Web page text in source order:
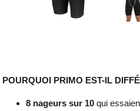
POURQUOI PRIMO EST-IL
8 nageurs sur 10qui